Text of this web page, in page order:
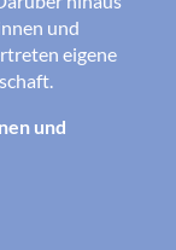
und
eigene
und